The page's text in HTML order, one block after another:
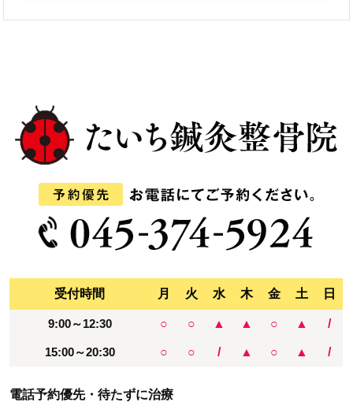
受付時間 月 火 水 木 金 土 日
9:00～12:30 ○ ○ ▲ ▲ ○ ▲ /
15:00～20:30 ○ ○ / ▲ ○ ▲ /
電話予約優先・待たずに治療